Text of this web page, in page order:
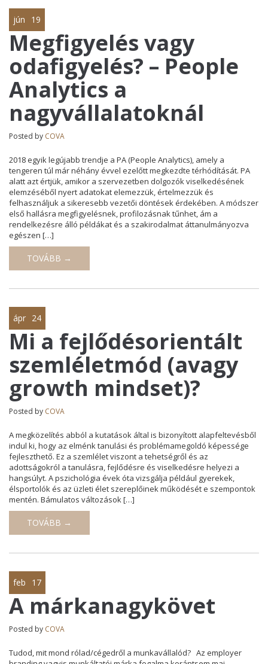
jún 19
Megfigyelés vagy
odafigyelés? – People
Analytics a
nagyvállalatoknál
Posted by COVA
2018 egyik legújabb trendje a PA (People Analytics), amely a
tengeren túl már néhány évvel ezelőtt megkezdte térhódítását. PA
alatt azt értjük, amikor a szervezetben dolgozók viselkedésének
elemzéséből nyert adatokat elemezzük, értelmezzük és
felhasználjuk a sikeresebb vezetői döntések érdekében. A módszer
első hallásra megfigyelésnek, profilozásnak tűnhet, ám a
rendelkezésre álló példákat és a szakirodalmat áttanulmányozva
egészen […]
TOVÁBB →
ápr 24
Mi a fejlődésorientált
szemléletmód (avagy
growth mindset)?
Posted by COVA
A megközelítés abból a kutatások által is bizonyított alapfeltevésből
indul ki, hogy az elménk tanulási és problémamegoldó képessége
fejleszthető. Ez a szemlélet viszont a tehetségről és az
adottságokról a tanulásra, fejlődésre és viselkedésre helyezi a
hangsúlyt. A pszichológia évek óta vizsgálja például gyerekek,
élsportolók és az üzleti élet szereplőinek működését e szempontok
mentén. Bámulatos változások […]
TOVÁBB →
feb 17
A márkanagykövet
Posted by COVA
Tudod, mit mond rólad/cégedről a munkavállalód? Az employer